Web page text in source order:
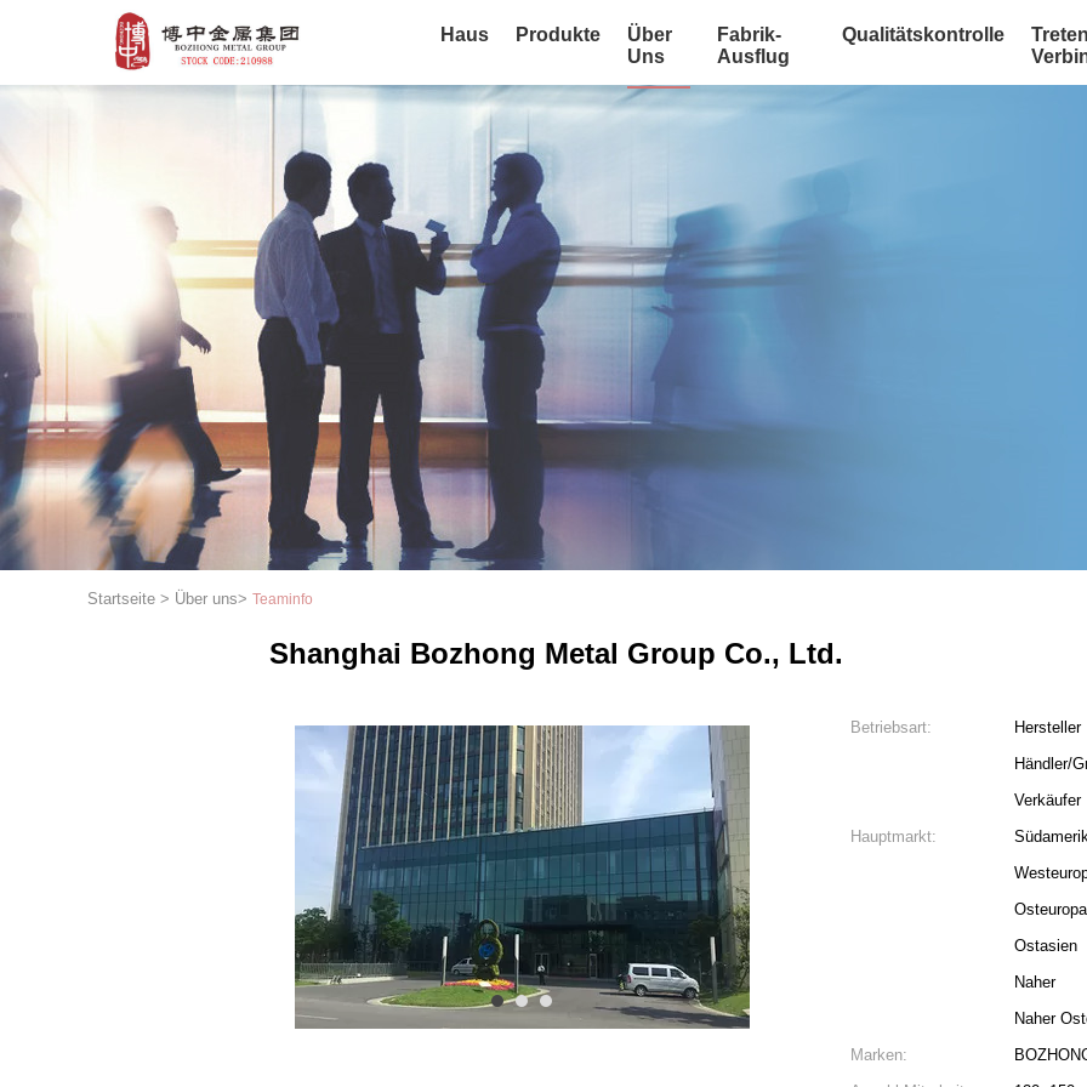
Haus Produkte
Über
Uns
Fabrik-
Ausflug
Qualitätskontrolle
Startseite > Über uns> Teaminfo
Shanghai Bozhong Metal Group Co., Ltd.
1 2 3
Betriebsart:
Hersteller
Händler/
Verkäufer
Hauptmarkt:
Osteuropa
Ostasien
Naher
Naher
Marken: